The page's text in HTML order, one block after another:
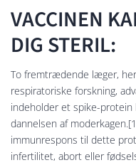
VACCINEN
DIG STERIL:
To fremtrædende læger,
respiratoriske forskning,
indeholder et spike-protein
dannelsen af
immunrespons til dette
infertilitet, abort eller